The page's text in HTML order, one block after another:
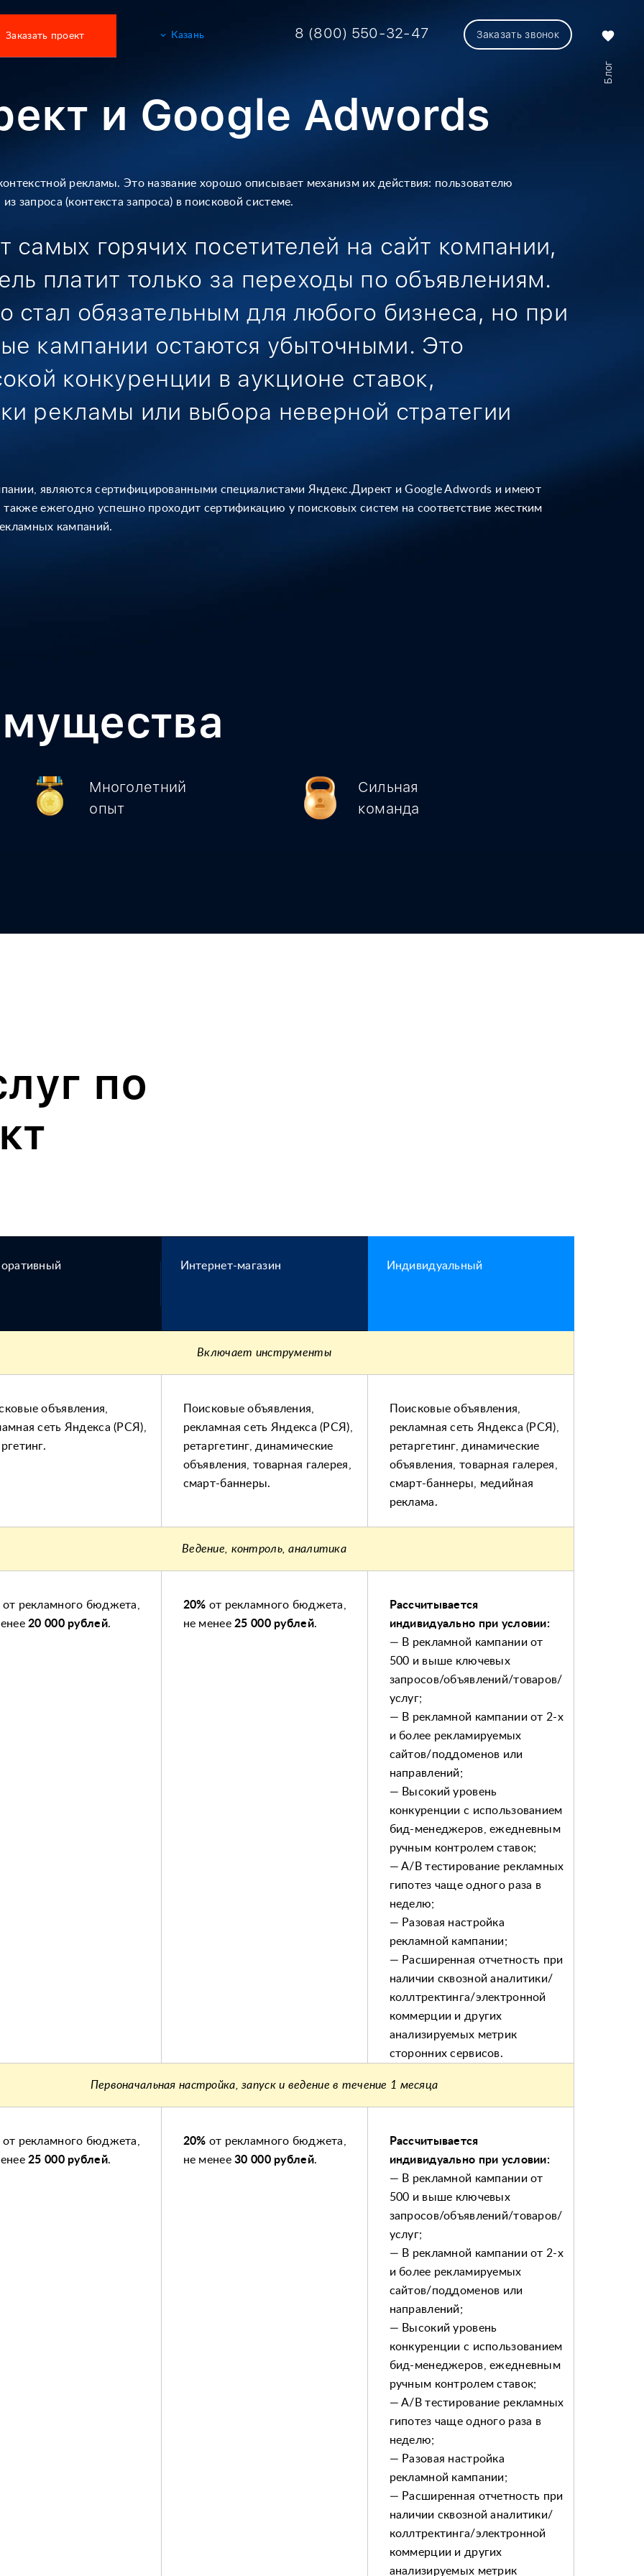
Заказать проект keyboard_arrow_down Казань
Санкт-Петербург
Екатеринбург
8 (800) 550-32-47 Заказать звонок
и Google Adwords
рекламы. Это название хорошо описывает механизм их действия: пользователю
запроса (контекста запроса) в поисковой системе.
самых горячих посетителей на сайт компании,
платит только за переходы по объявлениям.
стал обязательным для любого бизнеса, но при
кампании остаются убыточными. Это
конкуренции в аукционе ставок,
рекламы или выбора неверной стратегии
являются сертифицированными специалистами Яндекс.Директ и Google Adwords и имеют
ежегодно успешно проходит сертификацию у поисковых систем на соответствие жестким
кампаний.
Многолетний
опыт
Сильная
команда
по
Интернет-магазин Индивидуальный
Включает инструменты
объявления,
сеть Яндекса (РСЯ),
Поисковые объявления,
рекламная сеть Яндекса (РСЯ),
ретаргетинг, динамические
объявления, товарная галерея,
смарт-баннеры.
Поисковые объявления,
рекламная сеть Яндекса (РСЯ),
ретаргетинг, динамические
объявления, товарная галерея,
смарт-баннеры, медийная
реклама.
Ведение, контроль, аналитика
от рекламного бюджета,
20 000 рублей.
20% от рекламного бюджета,
не менее25 000 рублей.
Рассчитывается
индивидуально при условии:
— В рекламной кампании от
500 и выше ключевых
запросов/объявлений/товаров/
услуг;
— В рекламной кампании от 2-х
и более рекламируемых
сайтов/поддоменов или
направлений;
— Высокий уровень
конкуренции с использованием
бид-менеджеров, ежедневным
ручным контролем ставок;
— A/B тестирование рекламных
гипотез чаще одного раза в
неделю;
— Разовая настройка
рекламной кампании;
— Расширенная отчетность при
наличии сквозной аналитики/
коллтректинга/электронной
коммерции и других
анализируемых метрик
сторонних сервисов.
Первоначальная настройка, запуск и ведение в течение 1 месяца
от рекламного бюджета,
25 000 рублей.
20% от рекламного бюджета,
не менее30 000 рублей.
Рассчитывается
индивидуально при условии:
— В рекламной кампании от
500 и выше ключевых
запросов/объявлений/товаров/
услуг;
— В рекламной кампании от 2-х
и более рекламируемых
сайтов/поддоменов или
направлений;
— Высокий уровень
конкуренции с использованием
бид-менеджеров, ежедневным
ручным контролем ставок;
— A/B тестирование рекламных
гипотез чаще одного раза в
неделю;
— Разовая настройка
рекламной кампании;
— Расширенная отчетность при
наличии сквозной аналитики/
коллтректинга/электронной
коммерции и других
анализируемых метрик
favorite
Блог